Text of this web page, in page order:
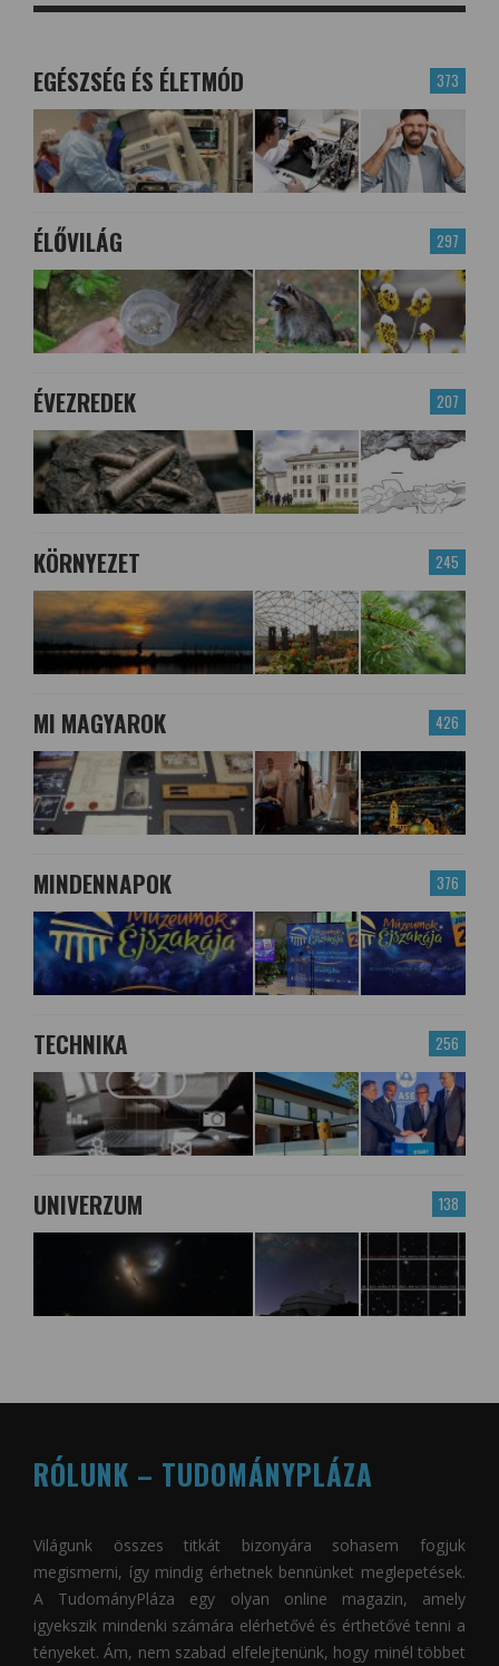
373
EGÉSZSÉG ÉS ÉLETMÓD
297
ÉLŐVILÁG
207
ÉVEZREDEK
245
KÖRNYEZET
426
MI MAGYAROK
376
MINDENNAPOK
256
TECHNIKA
138
UNIVERZUM
RÓLUNK – TUDOMÁNYPLÁZA
Világunk összes titkát bizonyára sohasem fogjuk
megismerni, így mindig érhetnek bennünket meglepetések.
A TudományPláza egy olyan online magazin, amely
igyekszik mindenki számára elérhetővé és érthetővé tenni a
tényeket. Ám, nem szabad elfelejtenünk, hogy minél többet